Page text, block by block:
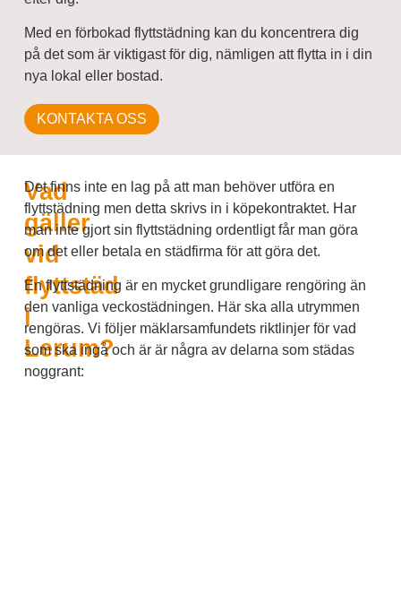
Med en förbokad flyttstädning kan du koncentrera dig
på det som är viktigast för dig, nämligen att flytta in i din
nya lokal eller bostad.
KONTAKTA OSS
Vad
gäller
vid
flyttstäd
i
Lerum?
Det finns inte en lag på att man behöver utföra en
flyttstädning men detta skrivs in i köpekontraktet. Har
man inte gjort sin flyttstädning ordentligt får man göra
om det eller betala en städfirma för att göra det.
En flyttstädning är en mycket grundligare rengöring än
den vanliga veckostädningen. Här ska alla utrymmen
rengöras. Vi följer mäklarsamfundets riktlinjer för vad
som ska ingå och är är några av delarna som städas
noggrant: